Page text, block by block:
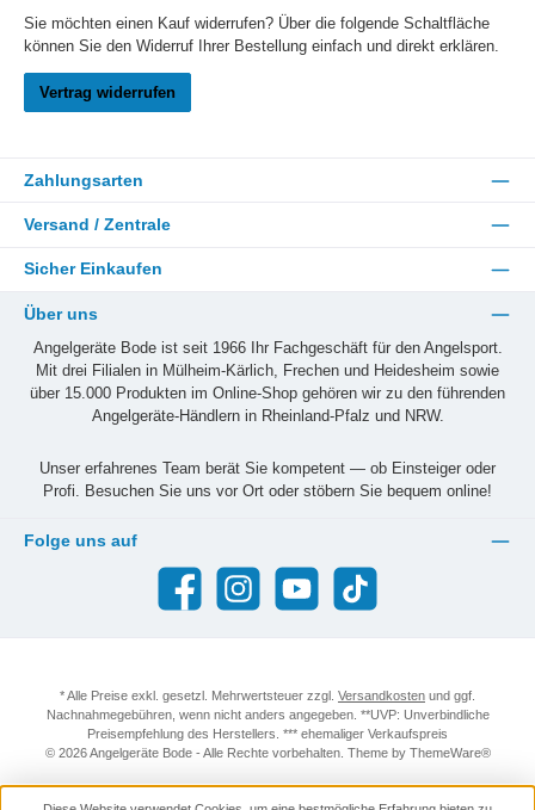
Sie möchten einen Kauf widerrufen? Über die folgende Schaltfläche
können Sie den Widerruf Ihrer Bestellung einfach und direkt erklären.
Vertrag widerrufen
Zahlungsarten
Versand / Zentrale
Sicher Einkaufen
Über uns
Angelgeräte Bode ist seit 1966 Ihr Fachgeschäft für den Angelsport.
Mit drei Filialen in Mülheim-Kärlich, Frechen und Heidesheim sowie
über 15.000 Produkten im Online-Shop gehören wir zu den führenden
Angelgeräte-Händlern in Rheinland-Pfalz und NRW.
Unser erfahrenes Team berät Sie kompetent — ob Einsteiger oder
Profi. Besuchen Sie uns vor Ort oder stöbern Sie bequem online!
Folge uns auf
Facebook Instagram YouTube TikTok
* Alle Preise exkl. gesetzl. Mehrwertsteuer zzgl. Versandkosten und ggf.
Nachnahmegebühren, wenn nicht anders angegeben. **UVP: Unverbindliche
Preisempfehlung des Herstellers. *** ehemaliger Verkaufspreis
© 2026 Angelgeräte Bode - Alle Rechte vorbehalten. Theme by ThemeWare®